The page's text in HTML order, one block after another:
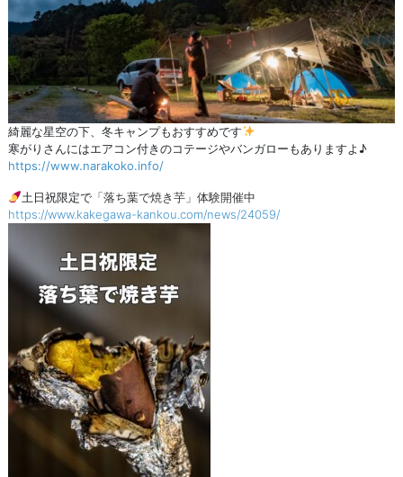
綺麗な星空の下、冬キャンプもおすすめです
寒がりさんにはエアコン付きのコテージやバンガローもありますよ♪
https://www.narakoko.info/
土日祝限定で「落ち葉で焼き芋」体験開催中
https://www.kakegawa-kankou.com/news/24059/